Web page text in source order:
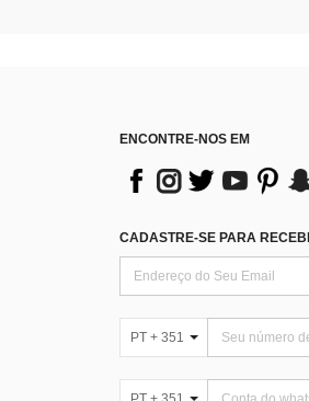
ENCONTRE-NOS EM
CADASTRE-SE PARA
PT + 351